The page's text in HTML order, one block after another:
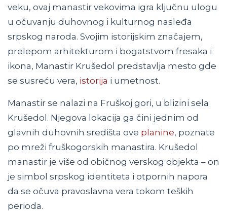
veku, ovaj manastir vekovima igra ključnu ulogu
u očuvanju duhovnog i kulturnog nasleđa
srpskog naroda. Svojim istorijskim značajem,
prelepom arhitekturom i bogatstvom fresaka i
ikona, Manastir Krušedol predstavlja mesto gde
se susreću vera, istorija i umetnost.
Manastir se nalazi na Fruškoj gori, u blizini sela
Krušedol. Njegova lokacija ga čini jednim od
glavnih duhovnih središta ove planine, poznate
po mreži fruškogorskih manastira. Krušedol
manastir je više od običnog verskog objekta – on
je simbol srpskog identiteta i otpornih napora
da se očuva pravoslavna vera tokom teških
perioda.